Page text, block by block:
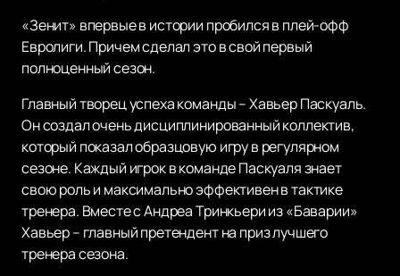
«Зенит» впервые в истории пробился в плей-офф
Евролиги. Причем сделал это в свой первый
полноценный сезон.
Главный творец успеха команды – Хавьер Паскуаль.
Он создал очень дисциплинированный коллектив,
который показал образцовую игру в регулярном
сезоне. Каждый игрок в команде Паскуаля знает
свою роль и максимально эффективен в тактике
тренера. Вместе с Андреа Тринкьери из «Баварии»
Хавьер – главный претендент на приз лучшего
тренера сезона.